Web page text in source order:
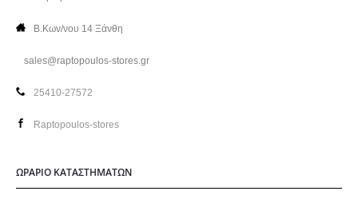
Β.Κων/νου 14 Ξάνθη
sales@raptopoulos-stores.gr
25410-27572
Raptopoulos-stores
ΩΡΑΡΙΟ ΚΑΤΑΣΤΗΜΑΤΩΝ